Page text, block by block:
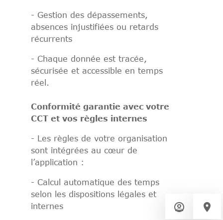
- Gestion des dépassements,
absences injustifiées ou retards
récurrents
- Chaque donnée est tracée,
sécurisée et accessible en temps
réel.
Conformité garantie avec votre
CCT et vos règles internes
- Les règles de votre organisation
sont intégrées au cœur de
l’application :
- Calcul automatique des temps
selon les dispositions légales et
internes